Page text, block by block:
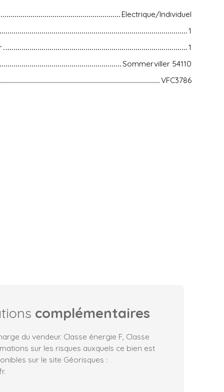
Electrique/Individuel
1
1
Sommerviller 54110
VFC3786
complémentaires
du vendeur. Classe énergie F, Classe
sur les risques auxquels ce bien est
sur le site Géorisques :